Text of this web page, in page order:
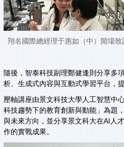
翔名國際總經理于惠如（中）開場
隨後，智泰科技副理鄭健逢則分享多
析、生成式內容與互動式學習平台，
壓軸講座由景文科技大學人工智慧中
科技趨勢下的教育創新與動能」為題
與未來方向，並分享景文科大在AI人
作的實戰成果。